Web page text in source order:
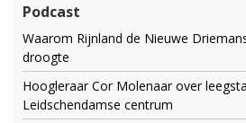
Podcast
Waarom Rijnland de Nieuwe
droogte
Hoogleraar Cor Molenaar over
Leidschendamse centrum